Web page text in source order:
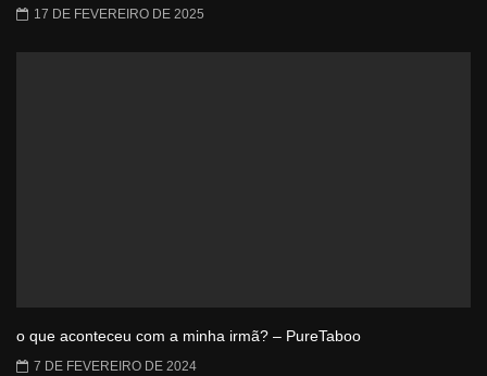
17 DE FEVEREIRO DE 2025
o que aconteceu com a minha irmã? – PureTaboo
7 DE FEVEREIRO DE 2024